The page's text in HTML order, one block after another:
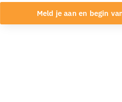
Meld je aan en begin